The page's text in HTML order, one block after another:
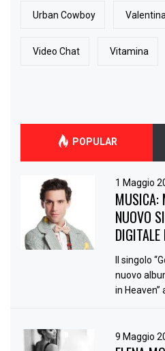
Urban Cowboy
Video Chat Vitamina
POPULAR
1 Maggio
MUSICA:
NUOVO
Il singolo
nuovo
in Heaven”
9 Maggio